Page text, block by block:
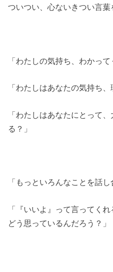
ついつい、心ないきつい言葉
「わたしの気持ち、わかっ
「わたしはあなたの気持ち、
「わたしはあなたにとって
る？」
「もっといろんなことを話
「『いいよ』って言ってく
どう思っているんだろう？」